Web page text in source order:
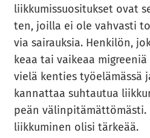
liik­ku­mis­suo­si­tuk­set ovat
ten, joil­la ei ole vah­vas­ti
via sai­rauk­sia. Hen­ki­lön,
ke­aa tai vai­ke­aa
vielä ken­ties työ­elä­mäs­sä
kan­nat­taa suh­tau­tua
peän vä­lin­pi­tä­mät­tö­mäs­ti.
liik­ku­mi­nen olisi tär­ke­ää.